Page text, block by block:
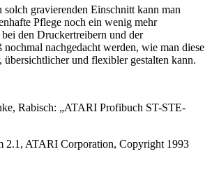
solch gravierenden Einschnitt kann man
Pflege noch ein wenig mehr
den Druckertreibern und der
nochmal nachgedacht werden, wie man diese
übersichtlicher und flexibler gestalten kann.
Rabisch: „ATARI Profibuch ST-STE-
2.1, ATARI Corporation, Copyright 1993